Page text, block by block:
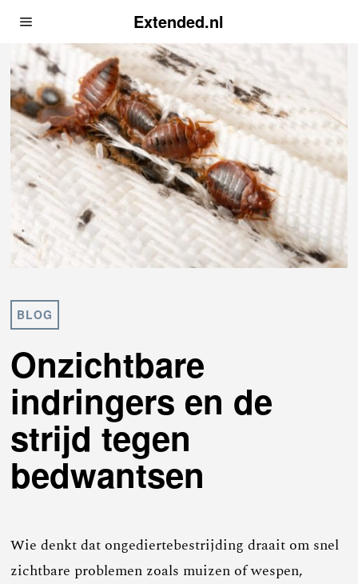
Extended.nl
BLOG
Onzichtbare
indringers en de
strijd tegen
bedwantsen
Wie denkt dat ongediertebestrijding draait om snel
zichtbare problemen zoals muizen of wespen,